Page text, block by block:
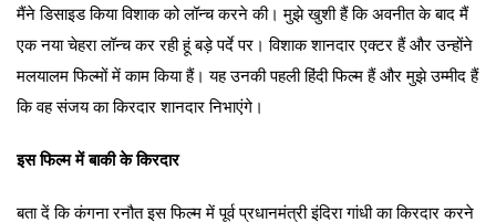
मैंने डिसाइड किया विशाक को लॉन्च करने की। मुझे खुशी हैं कि अवनीत के बाद मैं
एक नया चेहरा लॉन्च कर रही हूं बड़े पर्दे पर। विशाक शानदार एक्टर हैं और उन्होंने
मलयालम फिल्मों में काम किया हैं। यह उनकी पहली हिंदी फिल्म हैं और मुझे उम्मीद हैं
कि वह संजय का किरदार शानदार निभाएंगे।
इस फिल्म में बाकी के किरदार
बता दें कि कंगना रनौत इस फिल्म में पूर्व प्रधानमंत्री इंदिरा गांधी का किरदार करने